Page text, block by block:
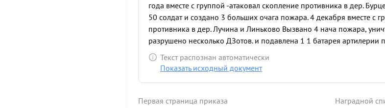
года вместе с группой -атаковал скопление противника в дер.
50 солдат и создано 3 больших очага пожара. 4 декабря вместе с
противника в дер. Лучина и Линьково Вызвано 4 нача пожара,
разрушено несколько ДЗотов. и подавлена 1 1 батарея артилерии
двумя истребителями противника Самолет получил повреждение
разбит элерон, перебиты тяги щитков, отбит Кусок лопасти винта.
Уничтожено до 5 авто- машин и танк 6 января 1943 года атаковал
Текст распознан автоматически
Показать исходный документ
Первая страница приказа Наградной